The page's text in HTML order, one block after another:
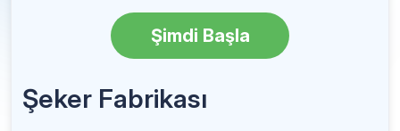
Şimdi Başla
Şeker Fabrikası